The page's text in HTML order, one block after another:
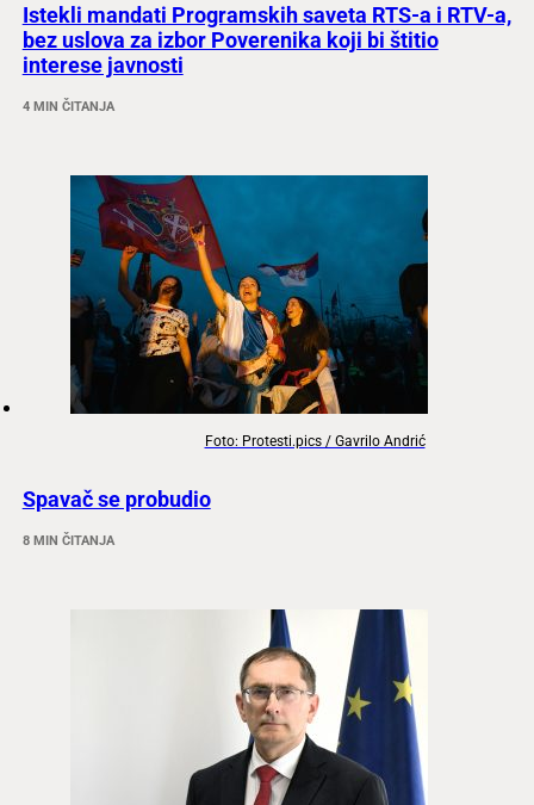
Istekli mandati Programskih saveta RTS-a i RTV-a,
bez uslova za izbor Poverenika koji bi štitio
interese javnosti
4 MIN ČITANJA
Foto: Protesti.pics / Gavrilo Andrić
Spavač se probudio
8 MIN ČITANJA